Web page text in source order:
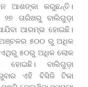
ଆଶଙ୍କା କରୁଛନ୍ତି।
ତାରିଖରୁ ବାଲିଗୁଡ଼ା
ଆରମ୍ଭ ହୋଇଛି।
୫୦୦ ରୁ ଅଧିକ
ଏଥିରୁ ୫୦ରୁ ଅଧିକ ଲୋକ
ବାଲିଗୁଡ଼ା
ଏହି ବିସିଜି ଟିକା